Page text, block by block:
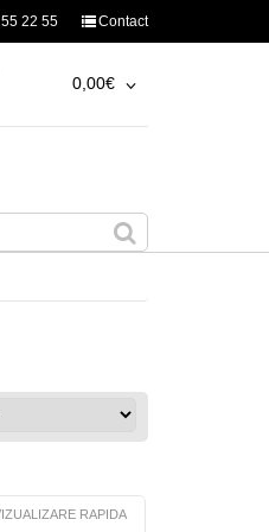
22 55 Contact
0,00€
Compara
RAPIDA